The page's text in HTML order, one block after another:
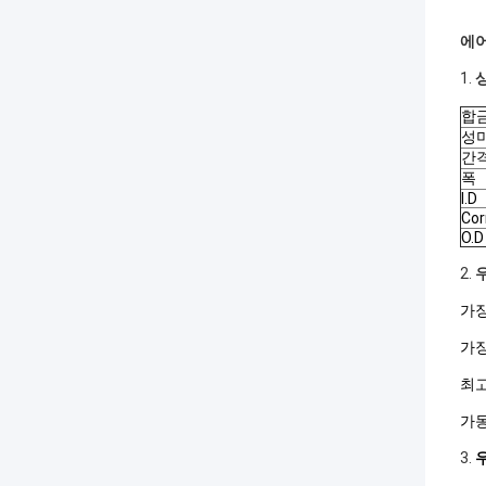
에
1.
합
성
간
폭
I.D
O.D
2.
가
가
최
가
3.